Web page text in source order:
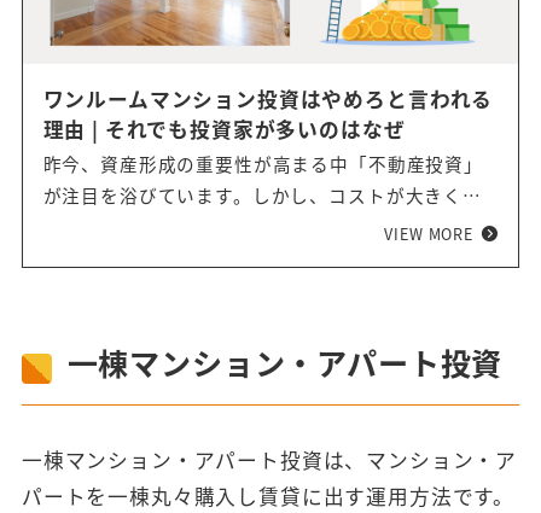
ワンルームマンション投資はやめろと言われる
理由 | それでも投資家が多いのはなぜ
昨今、資産形成の重要性が高まる中「不動産投資」
が注目を浴びています。しかし、コストが大きくか
かりそう、手間がかかりそうと思えることから、ハ
もほとんどかからない投資方法です。まずは知るこ
とから始めてみましょう。
VIEW MORE
一棟マンション・アパート投資
一棟マンション・アパート投資は、マンション・ア
パートを一棟丸々購入し賃貸に出す運用方法です。